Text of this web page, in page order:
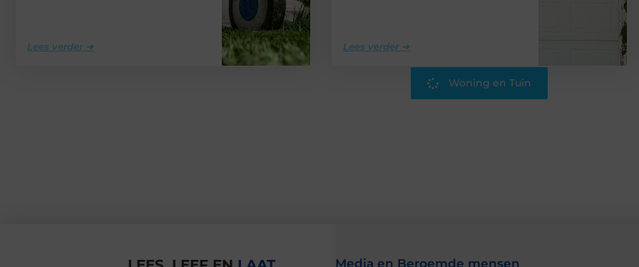
Lees verder ➜ Lees verder ➜
Woning en Tuin
Media en Beroemde mensen